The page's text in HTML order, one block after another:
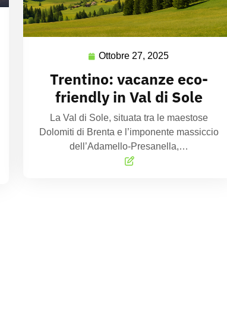
Ottobre 27, 2025
Trentino: vacanze eco-
friendly in Val di Sole
La Val di Sole, situata tra le maestose
Dolomiti di Brenta e l’imponente massiccio
dell’Adamello-Presanella,…